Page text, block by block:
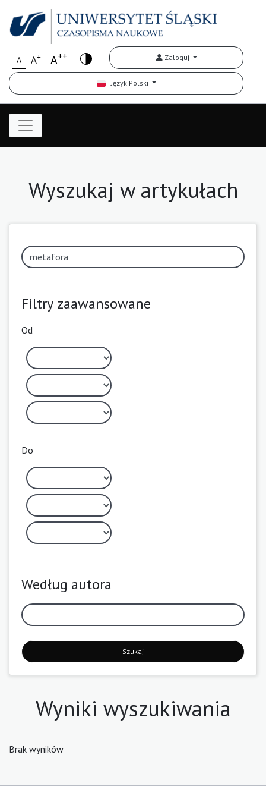
A A+ A++ Zaloguj
Język Polski
Wyszukaj w artykułach
Filtry zaawansowane
Od
Do
Według autora
Szukaj
Wyniki wyszukiwania
Brak wyników